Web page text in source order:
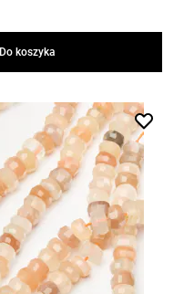
Do koszyka